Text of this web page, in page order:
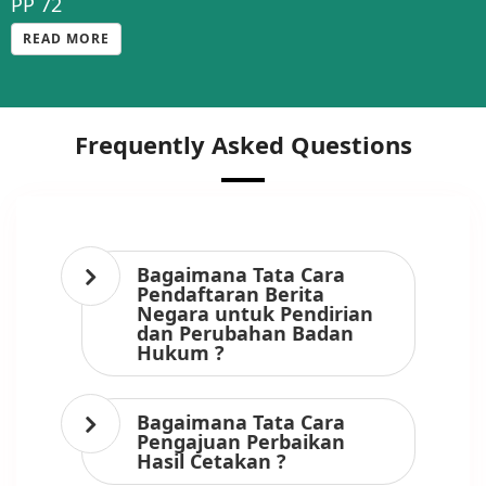
READ MORE
Frequently Asked Questions
Bagaimana Tata Cara
Pendaftaran Berita
Negara untuk Pendirian
dan Perubahan Badan
Hukum ?
Bagaimana Tata Cara
Pengajuan Perbaikan
Hasil Cetakan ?